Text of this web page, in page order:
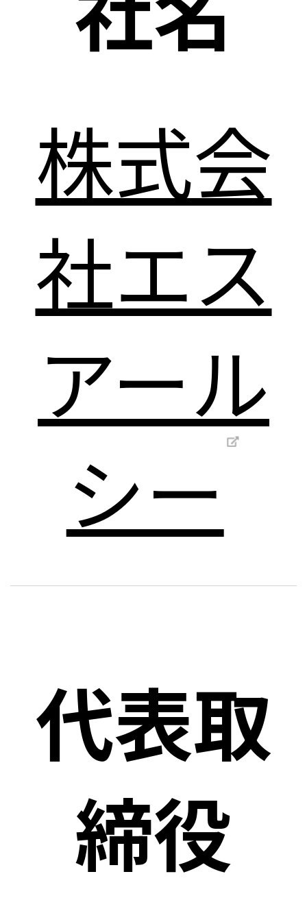
株式会
社エス
アール
シー
代表取
締役